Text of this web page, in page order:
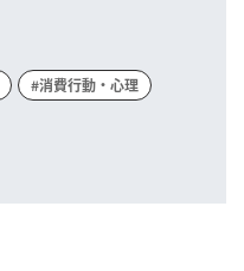
#消費行動・心理